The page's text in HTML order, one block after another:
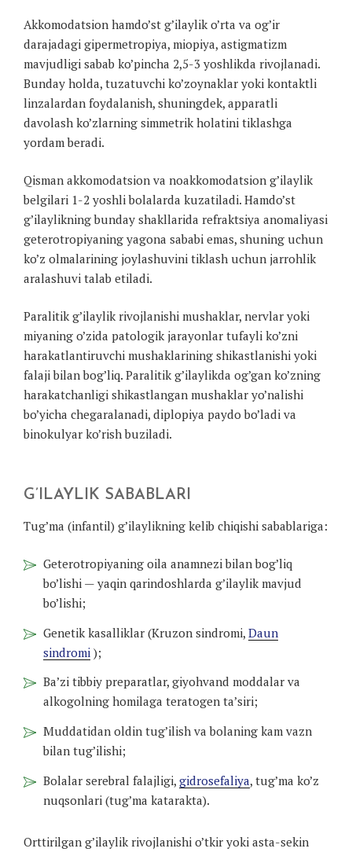
Akkomodatsion hamdo’st g’ilaylik o’rta va og’ir
darajadagi gipermetropiya, miopiya, astigmatizm
mavjudligi sabab ko’pincha 2,5-3 yoshlikda rivojlanadi.
Bunday holda, tuzatuvchi ko’zoynaklar yoki kontaktli
linzalardan foydalanish, shuningdek, apparatli
davolash ko’zlarning simmetrik holatini tiklashga
yordam beradi.
Qisman akkomodatsion va noakkomodatsion g’ilaylik
belgilari 1-2 yoshli bolalarda kuzatiladi. Hamdo’st
g’ilaylikning bunday shakllarida refraktsiya anomaliyasi
geterotropiyaning yagona sababi emas, shuning uchun
ko’z olmalarining joylashuvini tiklash uchun jarrohlik
aralashuvi talab etiladi.
Paralitik g’ilaylik rivojlanishi mushaklar, nervlar yoki
miyaning o’zida patologik jarayonlar tufayli ko’zni
harakatlantiruvchi mushaklarining shikastlanishi yoki
falaji bilan bog’liq. Paralitik g’ilaylikda og’gan ko’zning
harakatchanligi shikastlangan mushaklar yo’nalishi
bo’yicha chegaralanadi, diplopiya paydo bo’ladi va
binokulyar ko’rish buziladi.
G’ILAYLIK SABABLARI
Tug’ma (infantil) g’ilaylikning kelib chiqishi sabablariga:
Geterotropiyaning oila anamnezi bilan bog’liq
bo’lishi — yaqin qarindoshlarda g’ilaylik mavjud
bo’lishi;
Genetik kasalliklar (Kruzon sindromi, Daun
sindromi );
Ba’zi tibbiy preparatlar, giyohvand moddalar va
alkogolning homilaga teratogen ta’siri;
Muddatidan oldin tug’ilish va bolaning kam vazn
bilan tug’ilishi;
Bolalar serebral falajligi, gidrosefaliya, tug’ma ko’z
nuqsonlari (tug’ma katarakta).
Orttirilgan g’ilaylik rivojlanishi o’tkir yoki asta-sekin